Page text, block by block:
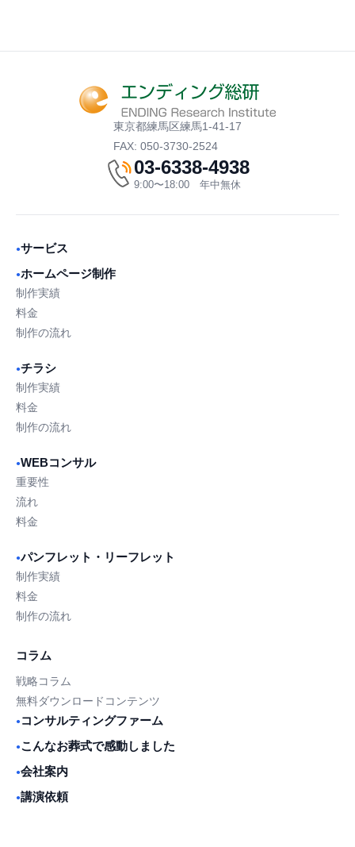
東京都練馬区練馬1-41-17
FAX: 050-3730-2524
03-6338-4938
9:00〜18:00 年中無休
●サービス
●ホームページ制作
制作実績
料金
制作の流れ
●チラシ
制作実績
料金
制作の流れ
●WEBコンサル
重要性
流れ
料金
●パンフレット・リーフレット
制作実績
料金
制作の流れ
コラム
戦略コラム
無料ダウンロードコンテンツ
● コンサルティングファーム
●こんなお葬式で感動しました
●会社案内
●講演依頼